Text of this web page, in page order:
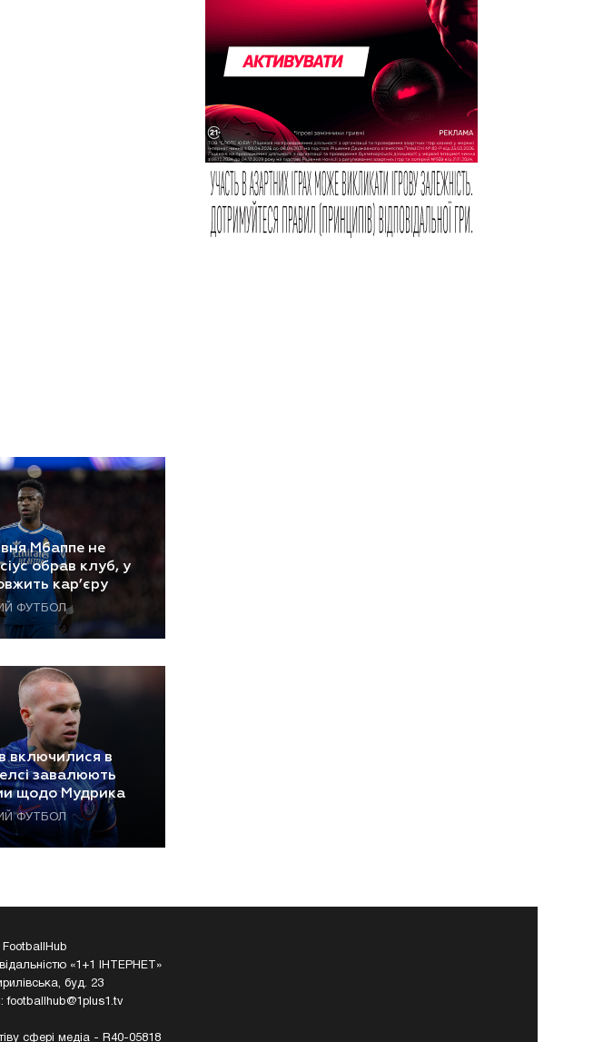
Мбаппе не
обрав клуб, у
кар’єру
ФУТБОЛ
включилися в
завалюють
щодо Мудрика
ФУТБОЛ
«1+1 ІНТЕРНЕТ»
буд. 23
footballhub@1plus1.tv
сфері медіа - R40-05818